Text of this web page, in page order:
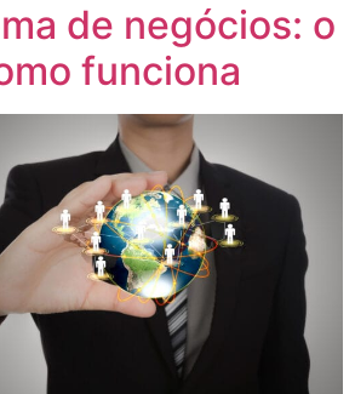
de negócios: o
funciona